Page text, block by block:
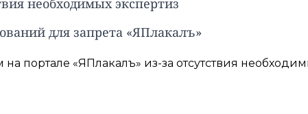
необходимых экспертиз
для запрета «ЯПлакалъ»